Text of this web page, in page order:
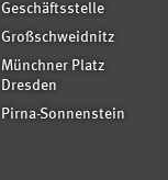
Geschäftsstelle
Großschweidnitz
Münchner Platz
Dresden
Pirna-Sonnenstein